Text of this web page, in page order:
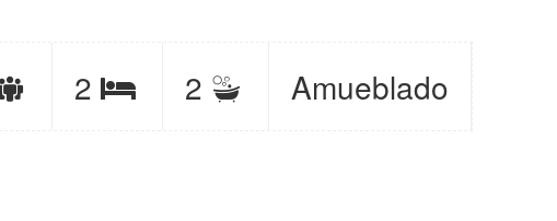
Límite
2 Recámaras
2 Baños
Amueblado